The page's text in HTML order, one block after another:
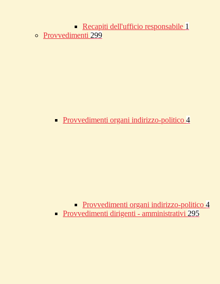
Recapiti dell'ufficio responsabile 1
Provvedimenti 299
Provvedimenti organi indirizzo-politico 4
Provvedimenti organi indirizzo-politico 4
Provvedimenti dirigenti - amministrativi 295